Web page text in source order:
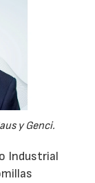
y Genci.
Industrial